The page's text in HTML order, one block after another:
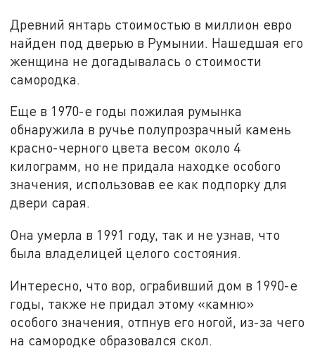
Древний янтарь стоимостью в миллион евро
найден под дверью в Румынии. Нашедшая его
женщина не догадывалась о стоимости
самородка.
Еще в 1970-е годы пожилая румынка
обнаружила в ручье полупрозрачный камень
красно-черного цвета весом около 4
килограмм, но не придала находке особого
значения, использовав ее как подпорку для
двери сарая.
Она умерла в 1991 году, так и не узнав, что
была владелицей целого состояния.
Интересно, что вор, ограбивший дом в 1990-е
годы, также не придал этому «камню»
особого значения, отпнув его ногой, из-за чего
на самородке образовался скол.